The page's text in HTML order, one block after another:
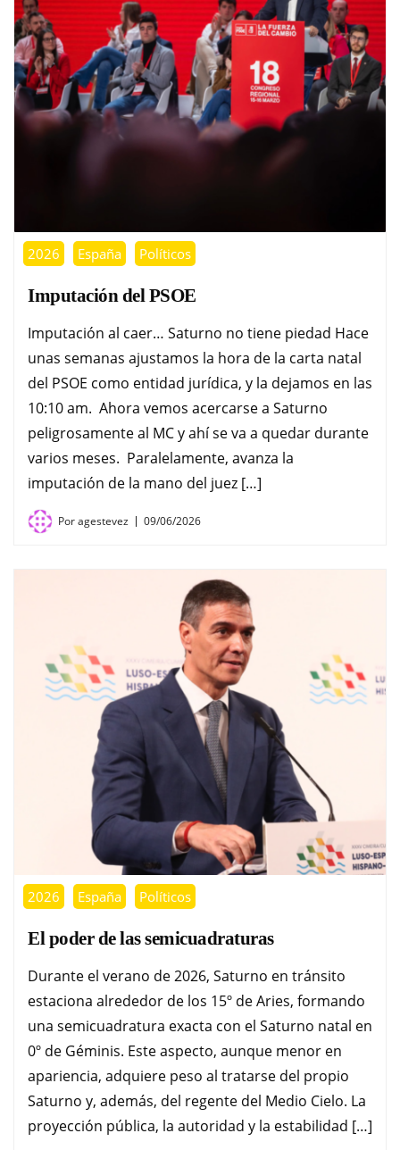
2026 España Políticos
Imputación del PSOE
Imputación al caer… Saturno no tiene piedad Hace
unas semanas ajustamos la hora de la carta natal
del PSOE como entidad jurídica, y la dejamos en las
10:10 am. Ahora vemos acercarse a Saturno
peligrosamente al MC y ahí se va a quedar durante
varios meses. Paralelamente, avanza la
imputación de la mano del juez […]
Poragestevez 09/06/2026
2026 España Políticos
El poder de las semicuadraturas
Durante el verano de 2026, Saturno en tránsito
estaciona alrededor de los 15º de Aries, formando
una semicuadratura exacta con el Saturno natal en
0º de Géminis. Este aspecto, aunque menor en
apariencia, adquiere peso al tratarse del propio
Saturno y, además, del regente del Medio Cielo. La
proyección pública, la autoridad y la estabilidad […]